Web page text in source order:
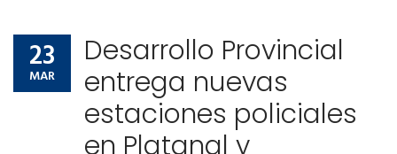
23
MAR
Desarrollo Provincial
entrega nuevas
estaciones policiales
en Platanal y